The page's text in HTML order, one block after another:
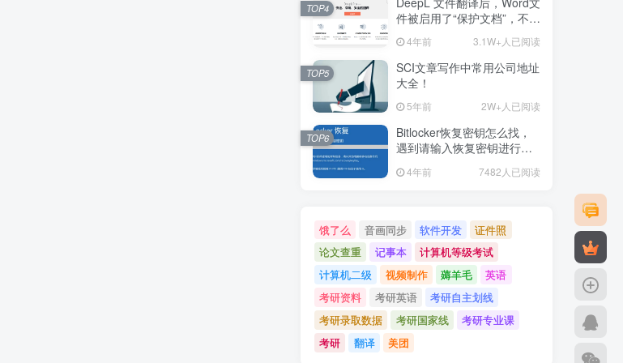
件被启用了“保护文档”，不可
编辑解决办法
4年前 3.1W+人已阅读
TOP4
SCI文章写作中常用公司地址
大全！
5年前 2W+人已阅读
TOP5
Bitlocker恢复密钥怎么找，
遇到请输入恢复密钥进行恢
4年前 7482人已阅读
TOP6
饿了么 音画同步 软件开发
证件照
论文查重
记事本
计算机等级考试
计算机二级
视频制作 薅羊毛
英语
考研资料
考研英语
考研自主划线
考研录取数据
考研国家线
考研专业课
考研
翻译 美团